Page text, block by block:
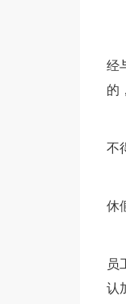
经
的
不
休
员
认